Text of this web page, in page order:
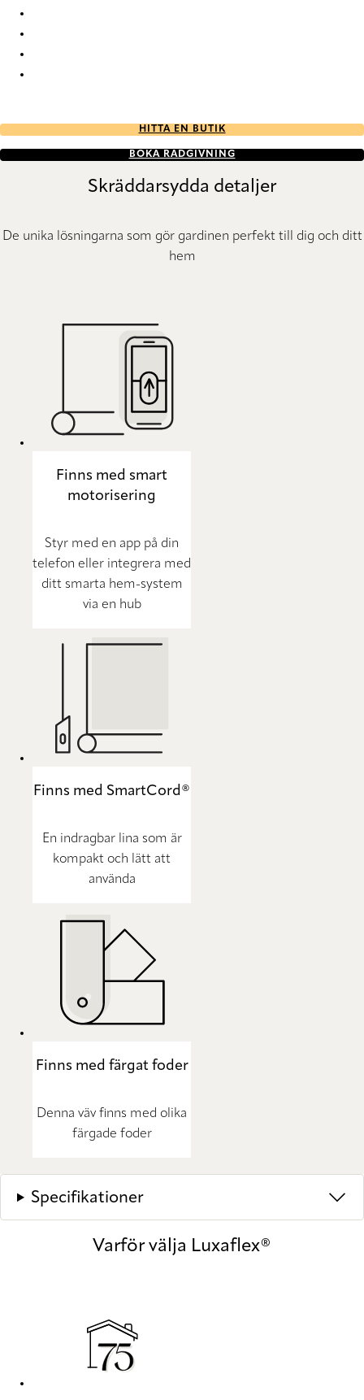
HITTA EN BUTIK
BOKA RÅDGIVNING
Skräddarsydda detaljer
De unika lösningarna som gör gardinen perfekt till dig och ditt
hem
Finns med smart
motorisering
Styr med en app på din
telefon eller integrera med
ditt smarta hem-system
via en hub
Finns med SmartCord®
En indragbar lina som är
kompakt och lätt att
använda
Finns med färgat foder
Denna väv finns med olika
färgade foder
Specifikationer
Varför välja Luxaflex®